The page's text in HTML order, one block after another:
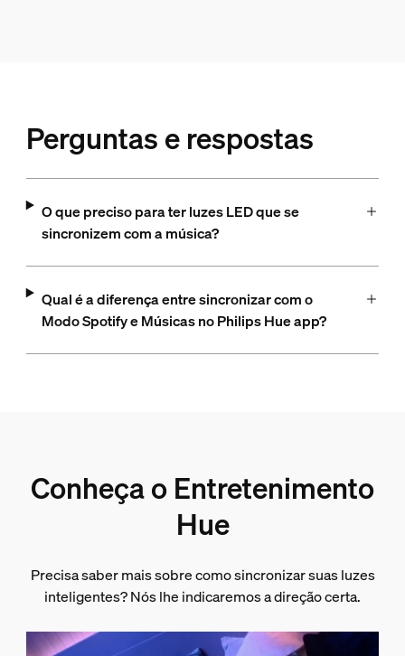
Perguntas e respostas
O que preciso para ter luzes LED que se
sincronizem com a música?
Qual é a diferença entre sincronizar com o
Modo Spotify e Músicas no Philips Hue app?
Conheça o Entretenimento
Hue
Precisa saber mais sobre como sincronizar suas luzes
inteligentes? Nós lhe indicaremos a direção certa.